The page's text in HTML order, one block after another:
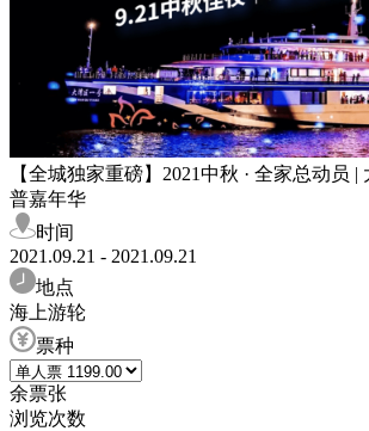
【全城独家重磅】2021中秋 · 全家总动员
普嘉年华
时间
2021.09.21 - 2021.09.21
地点
海上游轮
票种
余票张
浏览次数